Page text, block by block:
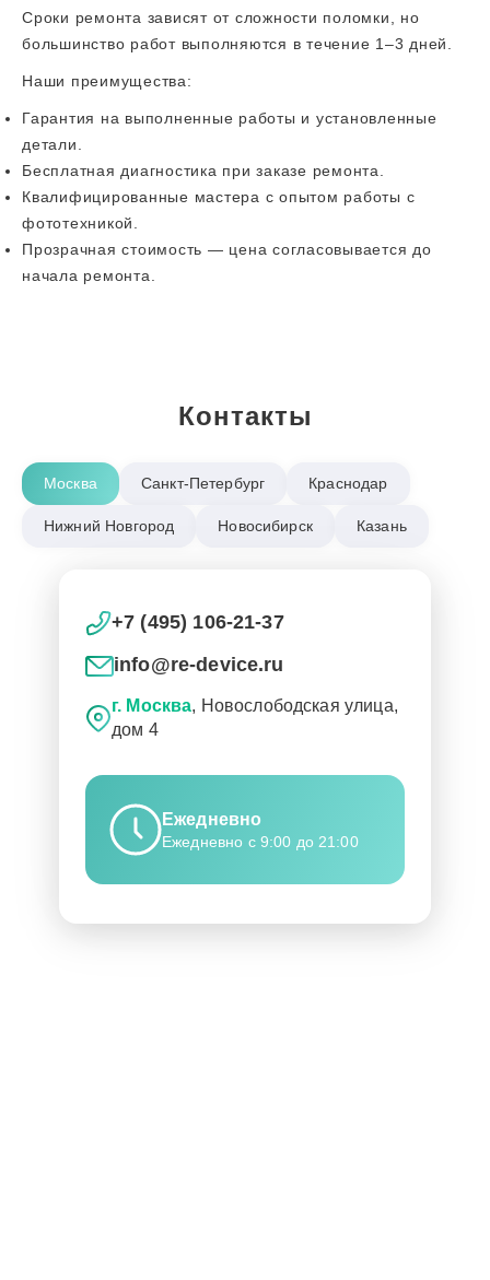
Сроки ремонта зависят от сложности поломки, но
большинство работ выполняются в течение 1–3 дней.
Наши преимущества:
Гарантия на выполненные работы и установленные
детали.
Бесплатная диагностика при заказе ремонта.
Квалифицированные мастера с опытом работы с
фототехникой.
Прозрачная стоимость — цена согласовывается до
начала ремонта.
Контакты
Москва Санкт-Петербург Краснодар
Нижний Новгород Новосибирск Казань
+7 (495) 106-21-37
info@re-device.ru
г. Москва, Новослободская улица,
дом 4
Ежедневно
Ежедневно с 9:00 до 21:00